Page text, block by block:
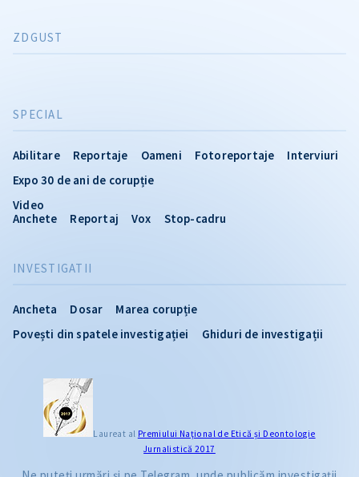
INVESTIGATII
Ancheta Dosar
Marea corupție
Povești din spatele investigației
Ghiduri de investigații
SPECIAL
Abilitare Reportaje Oameni Fotoreportaje
Interviuri
Expo 30 de ani de corupție
Video
Anchete
Reportaj Vox Stop-cadru
ZDGUST
Laureat al Premiului Naţional de Etică și Deontologie
Jurnalistică 2017
CITEȘTE